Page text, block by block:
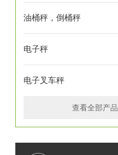
油桶秤，倒桶秤
电子秤
电子叉车秤
查看全部产品